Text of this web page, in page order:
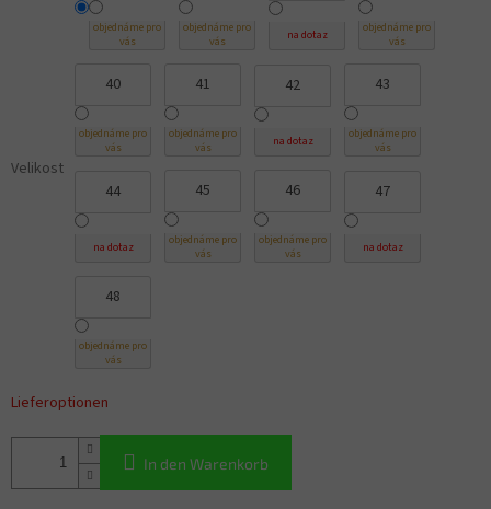
Velikost
objednáme pro
vás
objednáme pro
vás
na dotaz
objednáme pro
vás
40
objednáme pro
vás
41
objednáme pro
vás
42
na dotaz
43
objednáme pro
vás
44
na dotaz
45
objednáme pro
vás
46
objednáme pro
vás
47
na dotaz
48
objednáme pro
vás
Lieferoptionen
In den Warenkorb